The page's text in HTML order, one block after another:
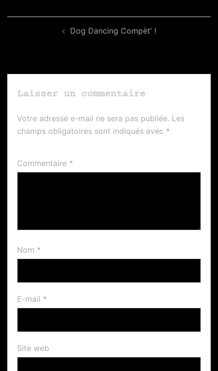
d’article Dog Dancing Compèt’ !
Laisser un commentaire
Votre adresse e-mail ne sera pas publiée. Les
champs obligatoires sont indiqués avec *
Commentaire *
Nom *
E-mail *
Site web